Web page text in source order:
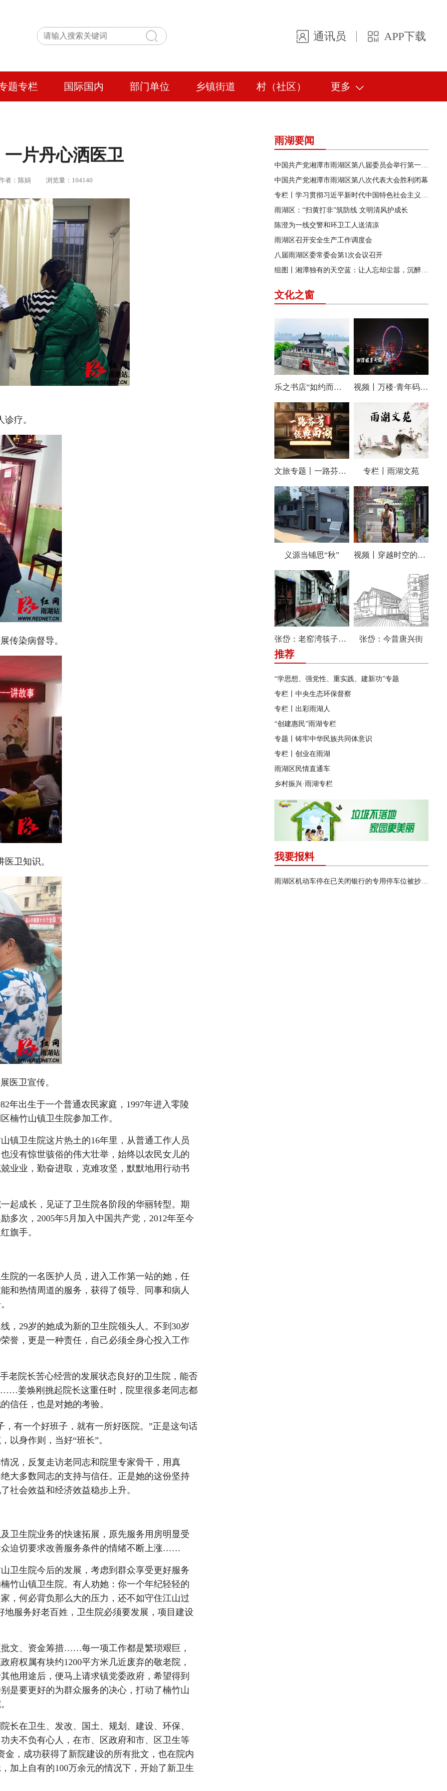
通讯员 APP下载
题专栏 国际国内 部门单位 乡镇街道 村（社区） 更多
片丹心洒医卫
作者：陈娟 浏览量：104140
诊疗。
展传染病督导。
医卫知识。
医卫宣传。
年出生于一个普通农民家庭，1997年进入零陵
楠竹山镇卫生院参加工作。
卫生院这片热土的16年里，从普通工作人员
没有惊世骇俗的伟大壮举，始终以农民女儿的
业业，勤奋进取，克难攻坚，默默地用行动书
成长，见证了卫生院各阶段的华丽转型。期
多次，2005年5月加入中国共产党，2012年至今
旗手。
的一名医护人员，进入工作第一站的她，任
和热情周道的服务，获得了领导、同事和病人
29岁的她成为新的卫生院领头人。不到30岁
誉，更是一种责任，自己必须全身心投入工作
院长苦心经营的发展状态良好的卫生院，能否
姜焕刚挑起院长这重任时，院里很多老同志都
信任，也是对她的考验。
一个好班子，就有一所好医院。”正是这句话
以身作则，当好“班长”。
，反复走访老同志和院里专家骨干，用真
大多数同志的支持与信任。正是她的这份坚持
社会效益和经济效益稳步上升。
生院业务的快速拓展，原先服务用房明显受
迫切要求改善服务条件的情绪不断上涨……
生院今后的发展，考虑到群众享受更好服务
竹山镇卫生院。有人劝她：你一个年纪轻轻的
，何必背负那么大的压力，还不如守住江山过
服务好老百姓，卫生院必须要发展，项目建设
、资金筹措……每一项工作都是繁琐艰巨，
府权属有块约1200平方米几近废弃的敬老院，
他用途后，便马上请求镇党委政府，希望得到
是要更好的为群众服务的决心，打动了楠竹山
在卫生、发改、国土、规划、建设、环保、
夫不负有心人，在市、区政府和市、区卫生等
，成功获得了新院建设的所有批文，也在院内
加上自有的100万余元的情况下，开始了新卫生
雨湖要闻
中国共产党湘潭市雨湖区第八届委员会举行第一次全体会议
中国共产党湘潭市雨湖区第八次代表大会胜利闭幕
专栏丨学习贯彻习近平新时代中国特色社会主义思想主题教育
雨湖区：“扫黄打非”筑防线 文明清风护成长
陈澄为一线交警和环卫工人送清凉
雨湖区召开安全生产工作调度会
八届雨湖区委常委会第1次会议召开
组图丨湘潭独有的天空蓝：让人忘却尘嚣，沉醉其中
文化之窗
乐之书店“如约而至”：静享阅读时光，尽享诗意人生 视频丨万楼·青年码头，传统与现代交相辉映，让老湘潭焕发新活力！
文旅专题丨一路芬芳 经典雨湖 专栏丨雨湖文苑
义源当铺思“秋” 视频丨穿越时空的风情 唤醒传统街区的温情记忆 风车坪文创街区举行汉服快闪秀
张岱：老窑湾筷子巷纪事 张岱：今昔唐兴街
推荐
“学思想、强党性、重实践、建新功”专题
专栏丨中央生态环保督察
专栏丨出彩雨湖人
“创建惠民”雨湖专栏
专题丨铸牢中华民族共同体意识
专栏丨创业在雨湖
雨湖区民情直通车
乡村振兴·雨湖专栏
我要报料
雨湖区机动车停在已关闭银行的专用停车位被抄牌开罚单